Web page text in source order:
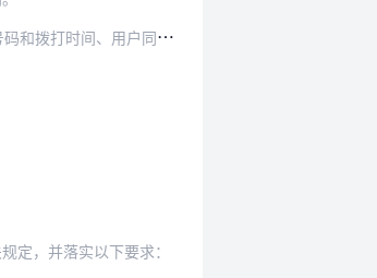
凭证等信息，并尽量避开…
定，并落实以下要求：